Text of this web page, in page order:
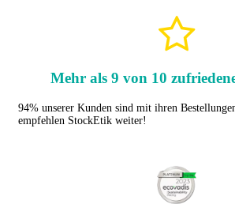
Mehr als 9 von 10
94% unserer Kunden sind mit ihren
empfehlen StockEtik weiter!